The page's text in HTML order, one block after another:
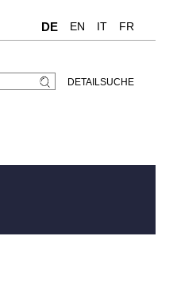
DE EN IT FR
DETAILSUCHE